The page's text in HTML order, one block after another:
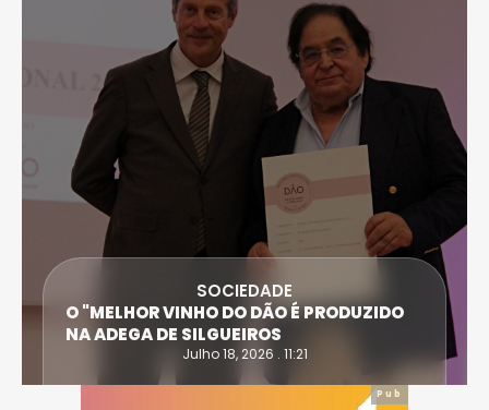
SOCIEDADE
ANTÓNIO SARAIVA E CARLA DIAS SÃO AS
VÍTIMAS DO ACIDENTE EM CASTRO DAIRE
Julho 14, 2026 . 15:30
Pub